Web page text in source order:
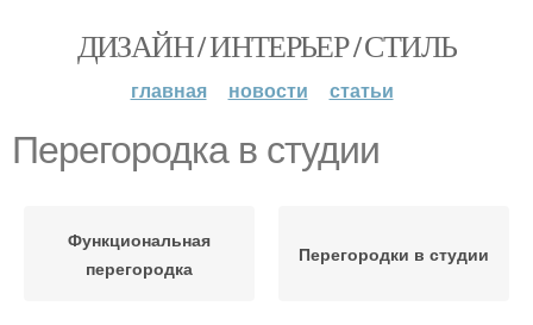
ДИЗАЙН / ИНТЕРЬЕР / СТИЛЬ
главная новости статьи
Перегородка в студии
Функциональная
перегородка
Перегородки в студии